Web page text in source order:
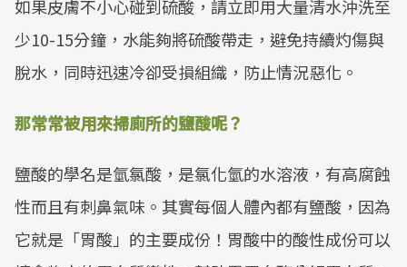
如果皮膚不小心碰到硫酸，請立即用大量清水沖洗至
少10-15分鐘，水能夠將硫酸帶走，避免持續灼傷與
脫水，同時迅速冷卻受損組織，防止情況惡化。
那常常被用來掃廁所的鹽酸呢？
鹽酸的學名是氫氯酸，是氯化氫的水溶液，有高腐蝕
性而且有刺鼻氣味。其實每個人體內都有鹽酸，因為
它就是「胃酸」的主要成份！胃酸中的酸性成份可以